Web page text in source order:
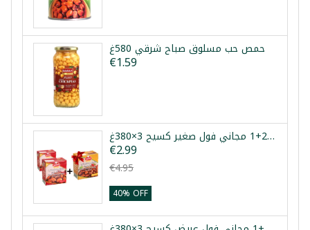
حمص حب مسلوق صباح شرقي 580غ
€1.59
عرض فول مدمس حار 2+1 مجاني فول صغير كسيح 3×380غ
€2.99
€4.95
40% OFF